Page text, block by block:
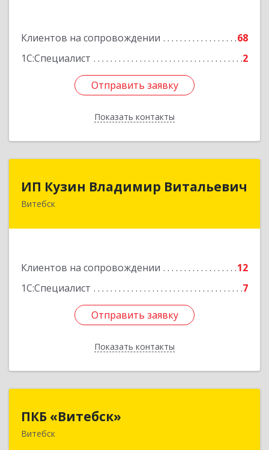
Клиентов на сопровождении
68
1С:Специалист
2
Отправить заявку
Показать контакты
Отправить заявку
Назад
ИП Кузин Владимир Витальевич
Витебск
Клиентов на сопровождении
12
1С:Специалист
7
Отправить заявку
Показать контакты
Беларусь, 210001, г.Витебск, ул. Ильинского,
Отправить заявку
Назад
ПКБ «Витебск»
ВитебскРеспублика Беларусь, 210026, г. Витебск, ул.